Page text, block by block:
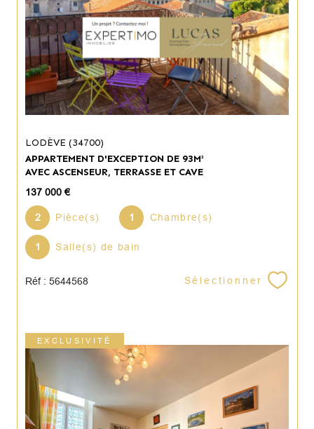
LODÈVE (34700)
APPARTEMENT D'EXCEPTION DE 93M²
AVEC ASCENSEUR, TERRASSE ET CAVE
137 000 €
2 Pièce(s) 1 Chambre(s)
1 Salle(s) de bain
Réf : 5644568 Sélectionner
EXCLUSIVITÉ